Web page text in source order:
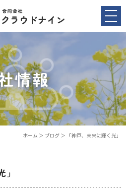
情報
ホーム ＞ ブログ ＞ 「神戸、未来に輝く光」